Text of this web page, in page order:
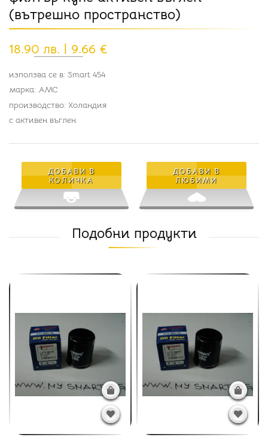
(вътрешно пространство)
18.90 лв. | 9.66 €
използва се в: Smart 454
марка: AMC
производство: Холандия
с активен въглен
ДОБАВИ В
КОЛИЧКА
ДОБАВИ В
ЛЮБИМИ
Подобни продукти